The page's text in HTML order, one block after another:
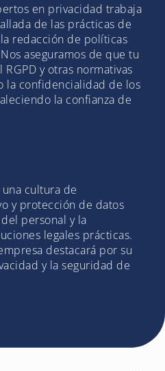
en privacidad trabaja
de las prácticas de
redacción de políticas
aseguramos de que tu
y otras normativas
la confidencialidad de los
la confianza de
cultura de
y protección de datos
personal y la
legales prácticas.
destacará por su
y la seguridad de